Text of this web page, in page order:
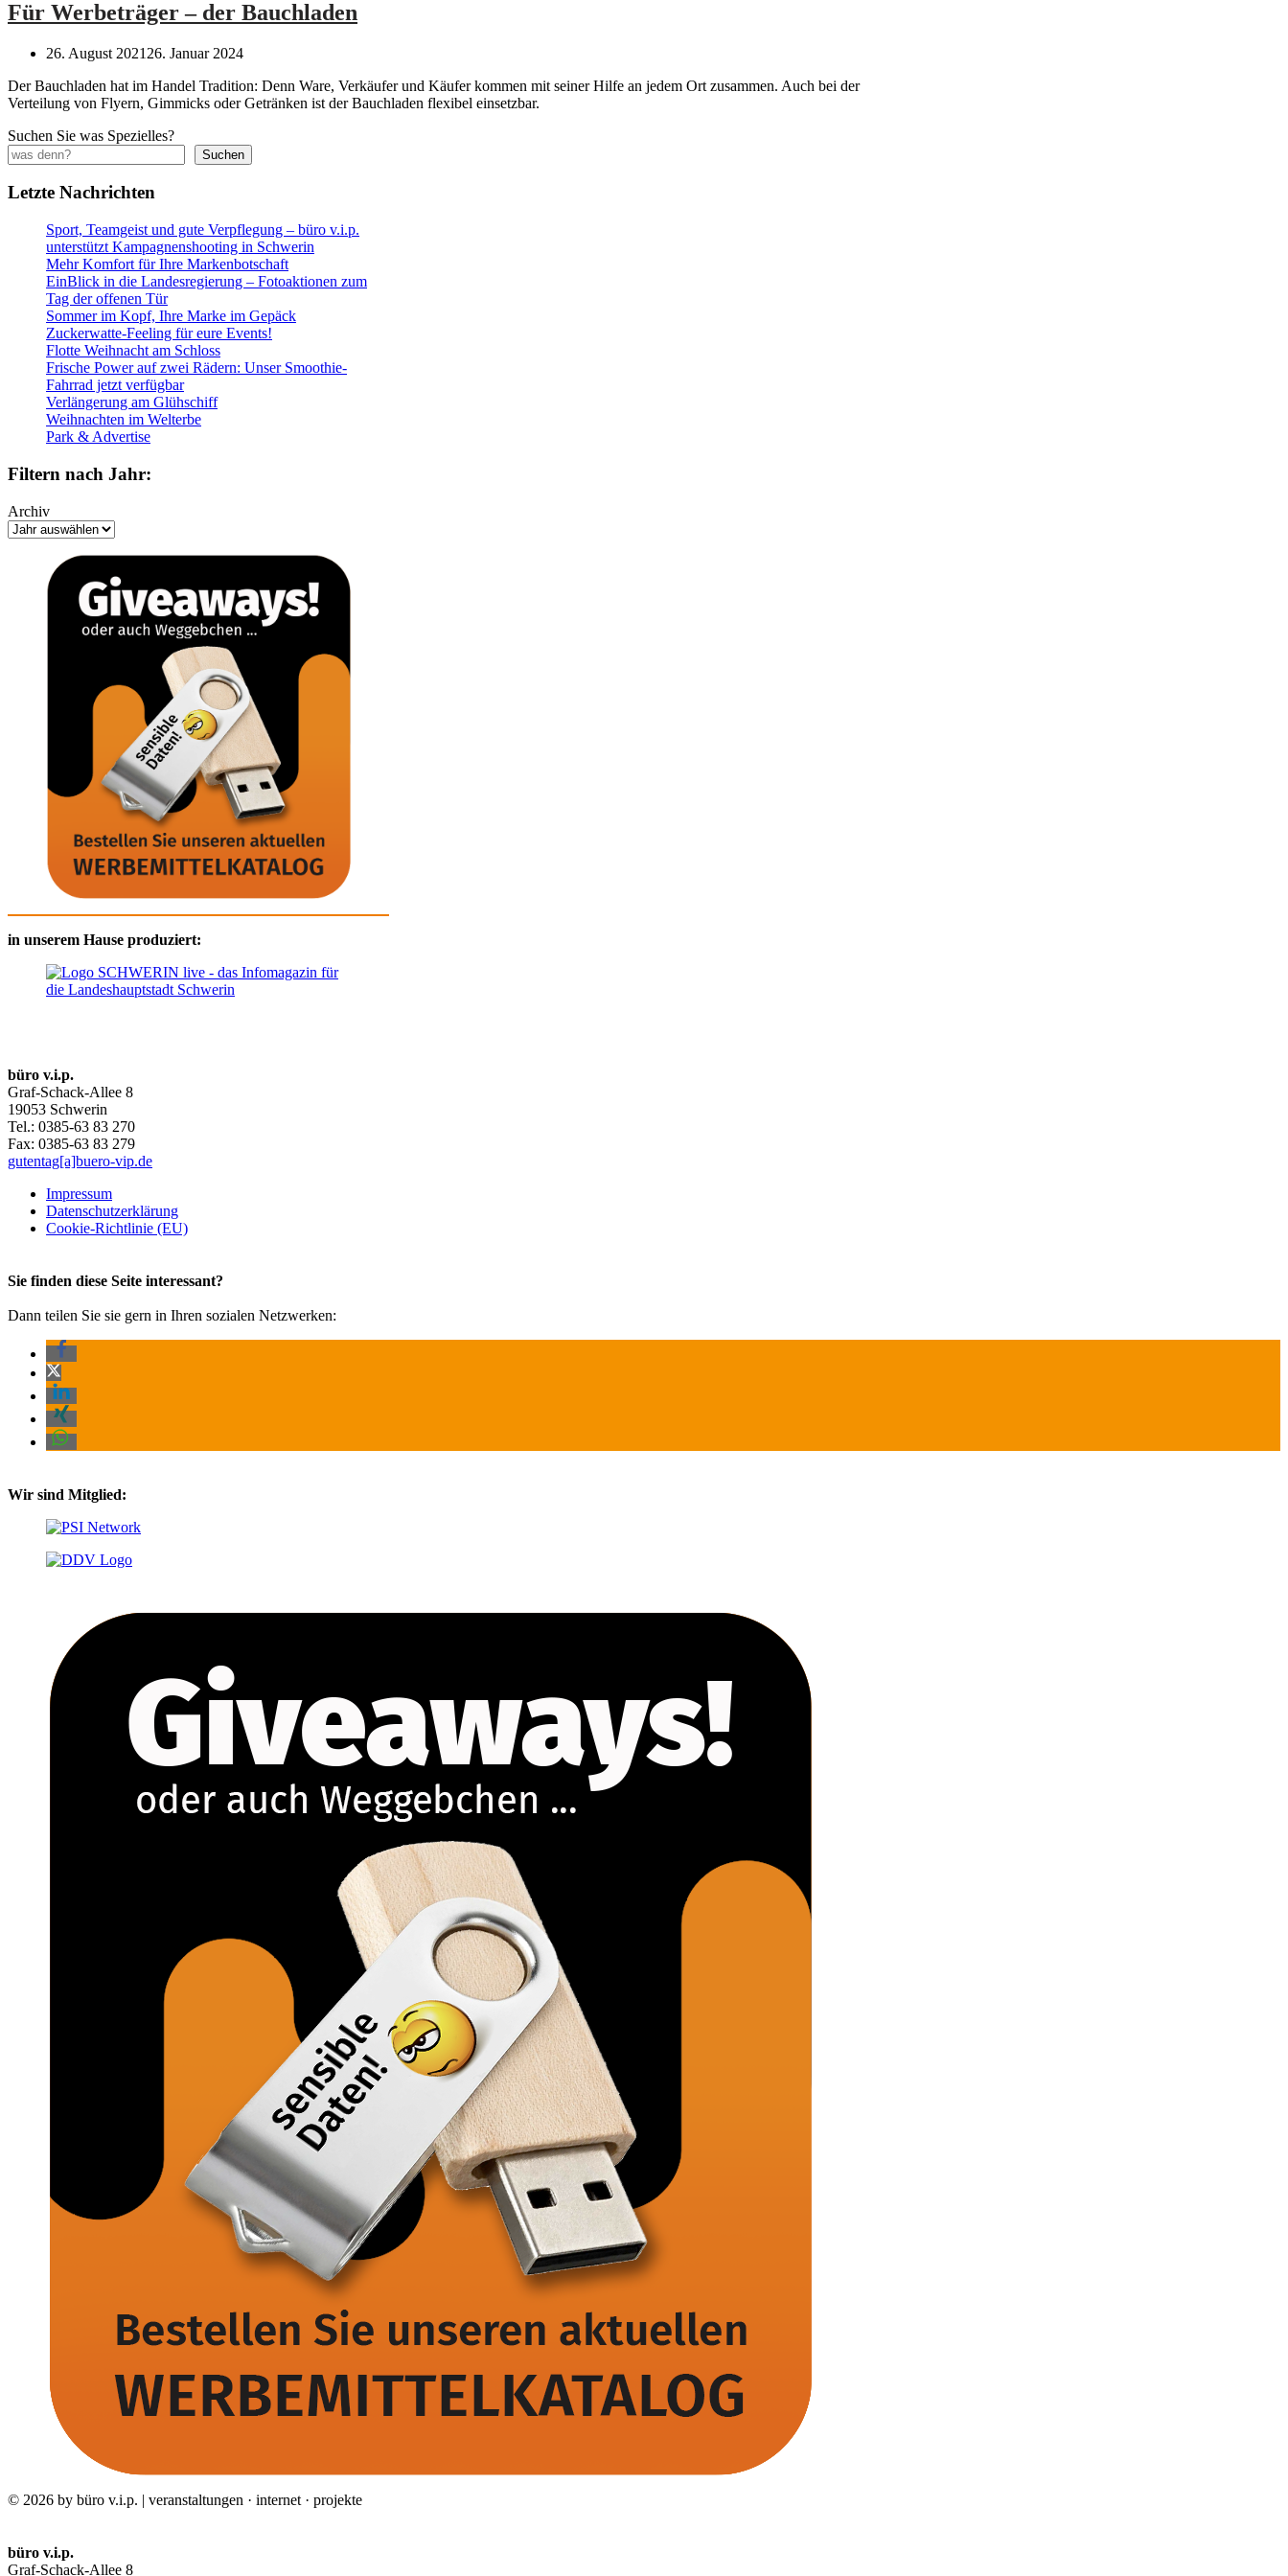
Für Werbeträger – der Bauchladen
26. August 2021 26. Januar 2024
Der Bauchladen hat im Handel Tradition: Denn Ware, Verkäufer und Käufer kommen mit seiner Hilfe an jedem Ort zusammen. Auch bei der
Verteilung von Flyern, Gimmicks oder Getränken ist der Bauchladen flexibel einsetzbar.
Suchen Sie was Spezielles?
Suchen
Letzte Nachrichten
Sport, Teamgeist und gute Verpflegung – büro v.i.p.
unterstützt Kampagnenshooting in Schwerin
Mehr Komfort für Ihre Markenbotschaft
EinBlick in die Landesregierung – Fotoaktionen zum
Tag der offenen Tür
Sommer im Kopf, Ihre Marke im Gepäck
Zuckerwatte-Feeling für eure Events!
Flotte Weihnacht am Schloss
Frische Power auf zwei Rädern: Unser Smoothie-
Fahrrad jetzt verfügbar
Verlängerung am Glühschiff
Weihnachten im Welterbe
Park & Advertise
Filtern nach Jahr:
Archiv
in unserem Hause produziert:
büro v.i.p.
Graf-Schack-Allee 8
19053 Schwerin
Tel.: 0385-63 83 270
Fax: 0385-63 83 279
gutentag[a]buero-vip.de
Impressum
Datenschutz­erklärung
Cookie-Richtlinie (EU)
Sie finden diese Seite interessant?
Dann teilen Sie sie gern in Ihren sozialen Netzwerken:
Wir sind Mitglied:
© 2026 by büro v.i.p. | veranstaltungen · internet · projekte
büro v.i.p.
Graf-Schack-Allee 8